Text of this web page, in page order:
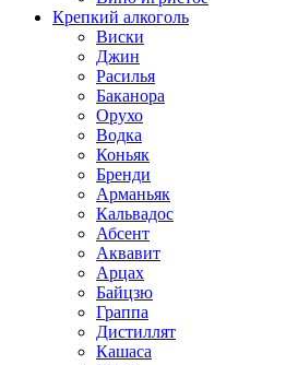
Крепкий алкоголь
Виски
Джин
Расилья
Баканора
Орухо
Водка
Коньяк
Бренди
Арманьяк
Кальвадос
Абсент
Аквавит
Арцах
Байцзю
Граппа
Дистиллят
Кашаса